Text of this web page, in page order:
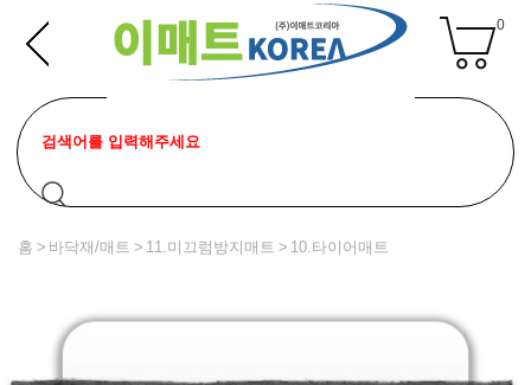
0
홈 바닥재/매트 11.미끄럼방지매트 10.타이어매트